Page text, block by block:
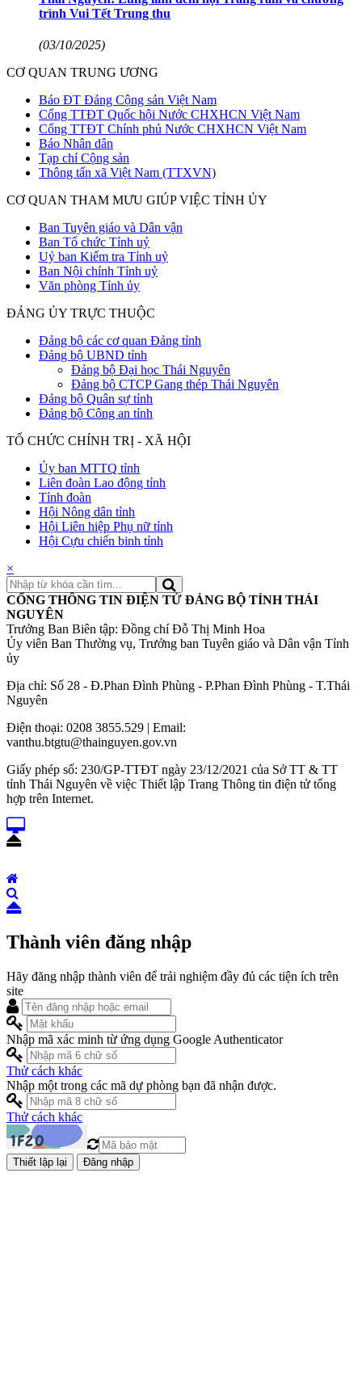
trình Vui Tết Trung thu
(03/10/2025)
CƠ QUAN TRUNG ƯƠNG
Báo ĐT Đảng Cộng sản Việt Nam
Cổng TTĐT Quốc hội Nước CHXHCN Việt Nam
Cổng TTĐT Chính phủ Nước CHXHCN Việt Nam
Báo Nhân dân
Tạp chí Cộng sản
Thông tấn xã Việt Nam (TTXVN)
CƠ QUAN THAM MƯU GIÚP VIỆC TỈNH ỦY
Ban Tuyên giáo và Dân vận
Ban Tổ chức Tỉnh uỷ
Uỷ ban Kiểm tra Tỉnh uỷ
Ban Nội chính Tỉnh uỷ
Văn phòng Tỉnh ủy
ĐẢNG ỦY TRỰC THUỘC
Đảng bộ các cơ quan Đảng tỉnh
Đảng bộ UBND tỉnh
Đảng bộ Đại học Thái Nguyên
Đảng bộ CTCP Gang thép Thái Nguyên
Đảng bộ Quân sự tỉnh
Đảng bộ Công an tỉnh
TỔ CHỨC CHÍNH TRỊ - XÃ HỘI
Ủy ban MTTQ tỉnh
Liên đoàn Lao động tỉnh
Tỉnh đoàn
Hội Nông dân tỉnh
Hội Liên hiệp Phụ nữ tỉnh
Hội Cựu chiến binh tỉnh
×
CỔNG THÔNG TIN ĐIỆN TỬ ĐẢNG BỘ TỈNH THÁI
NGUYÊN
Trưởng Ban Biên tập: Đồng chí Đỗ Thị Minh Hoa
Ủy viên Ban Thường vụ, Trưởng ban Tuyên giáo và Dân vận Tỉnh
ủy
Địa chỉ: Số 28 - Đ.Phan Đình Phùng - P.Phan Đình Phùng - T.Thái
Nguyên
Điện thoại: 0208 3855.529 | Email:
vanthu.btgtu@thainguyen.gov.vn
Giấy phép số: 230/GP-TTĐT ngày 23/12/2021 của Sở TT & TT
tỉnh Thái Nguyên về việc Thiết lập Trang Thông tin điện tử tổng
hợp trên Internet.
Thành viên đăng nhập
Hãy đăng nhập thành viên để trải nghiệm đầy đủ các tiện ích trên
site
Nhập mã xác minh từ ứng dụng Google Authenticator
Thử cách khác
Nhập một trong các mã dự phòng bạn đã nhận được.
Thử cách khác
Đăng nhập